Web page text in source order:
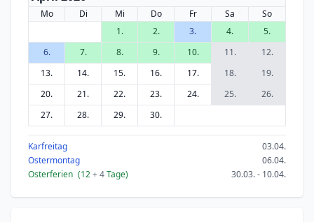
Mo Di Mi Do Fr Sa
So
1.
2. 3. 4.
5.
6.
7. 8. 9. 10. 11.
12.
13.
14. 15. 16. 17. 18.
19.
20.
21. 22. 23. 24. 25.
26.
27.
28. 29. 30.
Karfreitag
03.04.
Ostermontag
06.04.
Osterferien (12+ 4Tage) 30.03. - 10.04.